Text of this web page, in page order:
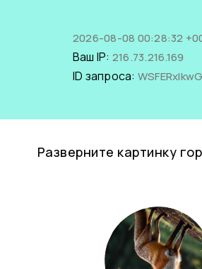
2026-08-08 00:28:32
Ваш IP: 216.73.216.169
ID запроса:
Разверните картинку